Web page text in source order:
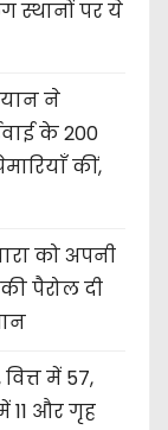
स्थानों पर ये
ने
के 200
कीं,
को अपनी
पैरोल दी
में 57,
11 और गृह